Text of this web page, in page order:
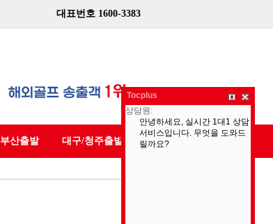
대표번호 1600-3383
부산출발 대구/청주출발
Tocplus